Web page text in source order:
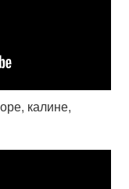
калине,